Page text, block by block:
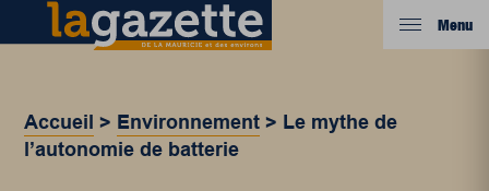
Menu
Accueil > Environnement > Le mythe de
l’autonomie de batterie